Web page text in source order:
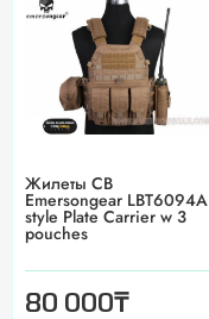
Жилеты CB
Emersongear LBT6094A
style Plate Carrier w 3
pouches
80 000₸